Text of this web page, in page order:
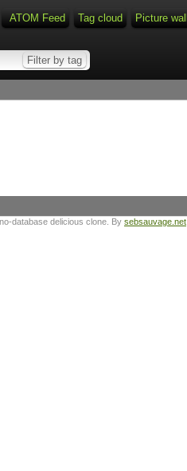
ATOM Feed Tag cloud Picture wall
database delicious clone. By sebsauvage.net